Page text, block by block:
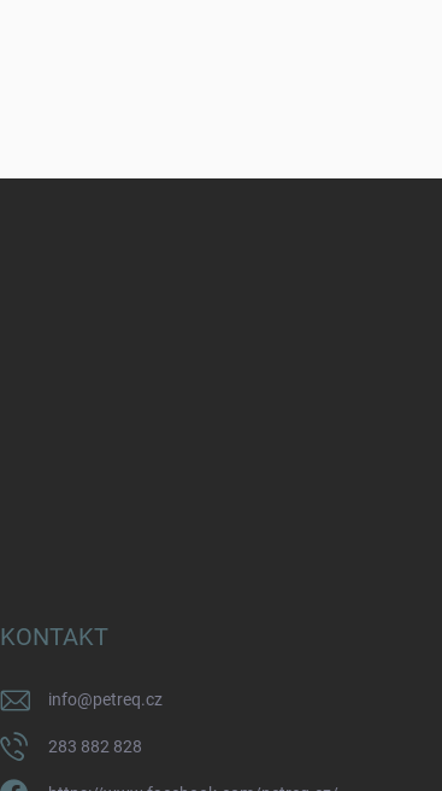
KONTAKT
info@petreq.cz
283 882 828